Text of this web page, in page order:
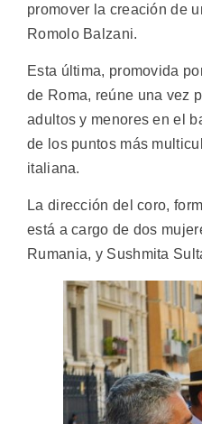
promover la creación de
Romolo Balzani.
Esta última, promovida
de Roma, reúne una vez
adultos y menores en el
de los puntos más
italiana.
La dirección del coro,
está a cargo de dos
Rumania, y Sushmita